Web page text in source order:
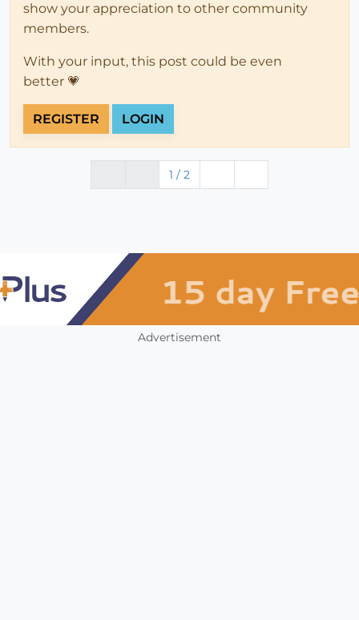
show your appreciation to other community
members.
With your input, this post could be even
better 💗
REGISTER LOGIN
1 / 2
Advertisement